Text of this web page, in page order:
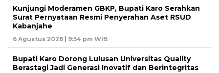
Kunjungi Moderamen GBKP, Bupati Karo Serahkan
Surat Pernyataan Resmi Penyerahan Aset RSUD
Kabanjahe
6 Agustus 2026 | 9:54 pm WIB
Bupati Karo Dorong Lulusan Universitas Quality
Berastagi Jadi Generasi Inovatif dan Berintegritas